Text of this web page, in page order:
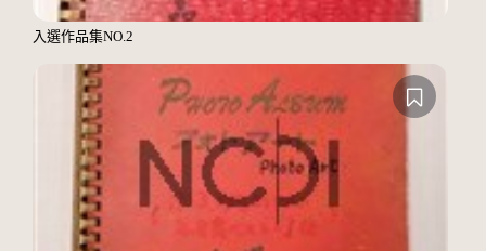
入選作品集NO.2